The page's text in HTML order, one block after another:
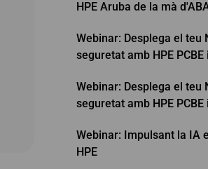
HPE Aruba de la mà
Webinar: Desplega el
seguretat amb HPE
Webinar: Desplega el
seguretat amb HPE
Webinar: Impulsant la IA
HPE